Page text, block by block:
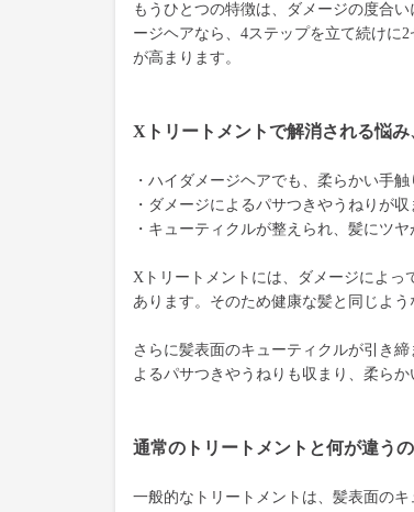
もうひとつの特徴は、ダメージの度合
ージヘアなら、4ステップを立て続けに
が高まります。
Xトリートメントで解消される悩み
・ハイダメージヘアでも、柔らかい手触
・ダメージによるパサつきやうねりが収
・キューティクルが整えられ、髪にツヤ
Xトリートメントには、ダメージによっ
あります。そのため健康な髪と同じよう
さらに髪表面のキューティクルが引き
よるパサつきやうねりも収まり、柔らか
通常のトリートメントと何が違うの
一般的なトリートメントは、髪表面の